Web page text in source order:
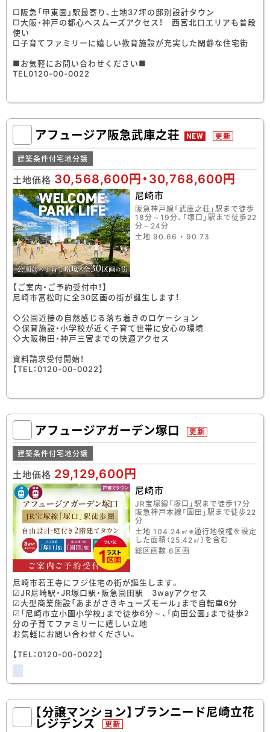
□阪急「甲東園」駅最寄り、土地37坪の邸別設計タウン
□大阪・神戸の都心へスムーズアクセス！ 西宮北口エリアも普段
使い
□子育てファミリーに嬉しい教育施設が充実した閑静な住宅街
■お気軽にお問い合わせください■
TEL0120-00-0022
アフュージア阪急武庫之荘 NEW 更新
建築条件付宅地分譲
土地価格 30,568,600円・30,768,600円
尼崎市
阪急神戸線「武庫之荘」駅まで徒歩
18分～19分、「塚口」駅まで徒歩22
分～24分
土地 90.66 ・ 90.73
【ご案内・ご予約受付中！】
尼崎市富松町に全30区画の街が誕生します！
◇公園近接の自然感じる落ち着きのロケーション
◇保育施設・小学校が近く子育て世帯に安心の環境
◇大阪梅田・神戸三宮までの快適アクセス
資料請求受付開始！
【TEL：0120-00-0022】
アフュージアガーデン塚口 更新
建築条件付宅地分譲
土地価格 29,129,600円
尼崎市
JR宝塚線「塚口」駅まで徒歩17分
阪急神戸本線「園田」駅まで徒歩22
分
土地 104.24㎡※通行地役権を設定
した面積（25.42㎡）を含む
総区画数 6区画
尼崎市若王寺にフジ住宅の街が誕生します。
☑JR尼崎駅・JR塚口駅・阪急園田駅 3wayアクセス
☑大型商業施設「あまがさきキューズモール」まで自転車6分
☑「尼崎市立小園小学校」まで徒歩6分～、「向田公園」まで徒歩2
分の子育てファミリーに嬉しい立地
お気軽にお問い合わせください。
【TEL：0120-00-0022】
【分譲マンション】ブランニード尼崎立花
レジデンス 更新